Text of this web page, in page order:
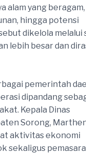
alam yang beragam,
hingga potensi
dikelola melalui
lebih besar dan
pemerintah
dipandang
Kepala Dinas
Sorong,
aktivitas ekonomi
sekaligus